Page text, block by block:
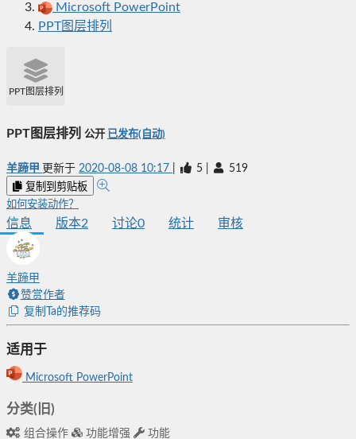
Microsoft PowerPoint
PPT图层排列
PPT图层排列
PPT图层排列 公开 已发布(自动)
羊蹄甲 更新于 2020-08-08 10:17 5 519
复制到剪贴板
如何安装动作？
信息 版本2 讨论0 统计 审核
羊蹄甲
赞赏作者
复制Ta的推荐码
适用于
Microsoft PowerPoint
分类(旧)
组合操作 功能增强 功能